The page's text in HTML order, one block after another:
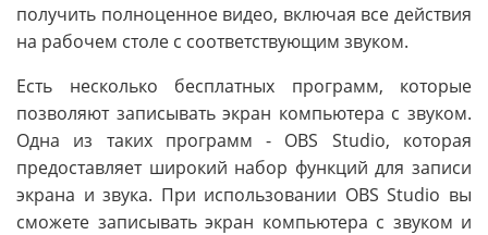
получить полноценное видео, включая все действия
на рабочем столе с соответствующим звуком.
Есть несколько бесплатных программ, которые
позволяют записывать экран компьютера с звуком.
Одна из таких программ - OBS Studio, которая
предоставляет широкий набор функций для записи
экрана и звука. При использовании OBS Studio вы
сможете записывать экран компьютера с звуком и